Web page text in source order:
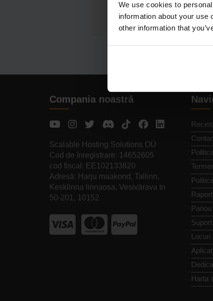
We use cookies to
information about your use
other information that
Compania noastră
Scalable Hosting Solutions OÜ
Cod de înregistrare: 14652605
cod fiscal: EE102133820
Adresă: Harju maakond, Tallinn,
Kesklinna linnaosa, Vesivärava tn
50-201, 10152
Suport
Locuri
Harta